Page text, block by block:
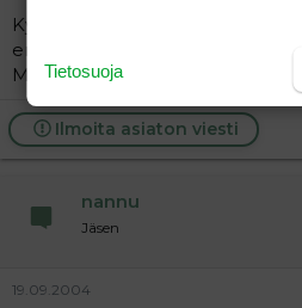
Kyllä tuollanen puistattaa,
enemmän!!
Mielummin ero kun tuollasta
Ilmoita asiaton viesti
nannu
Jäsen
19.09.2004
Tietosuoja